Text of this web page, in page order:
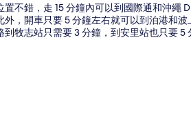
不錯，走 15 分鐘內可以到國際通和沖繩
外，開車只要 5 分鐘左右就可以到泊港和
牧志站只需要 3 分鐘，到安里站也只要 5